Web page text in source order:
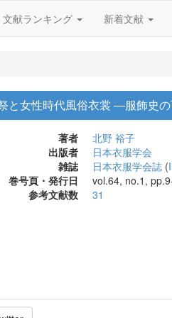
文献ランキング 新着文献
と女性時代風俗衣裳 ―服飾史
著者
北野 裕子
出版者
日本衣服学会
雑誌
日本衣服学会誌 (
巻号頁・発行日
vol.64, no.1,
参考文献数
31